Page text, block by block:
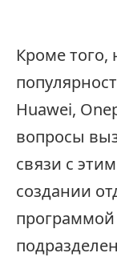
Кроме того,
Huawei,
вопросы
связи с
создании